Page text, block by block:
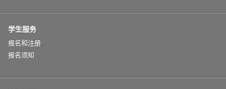
学生服务
报名和注册
报名须知